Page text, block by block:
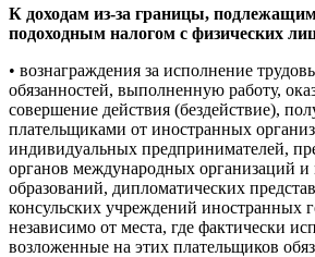
К доходам из-за границы,
подоходным налогом с физических
• вознаграждения за исполнение
обязанностей, выполненную работу,
совершение действия (бездействие),
плательщиками от иностранных
индивидуальных предпринимателей,
органов международных организаций и
образований, дипломатических
консульских учреждений иностранных
независимо от места, где фактически
возложенные на этих плательщиков